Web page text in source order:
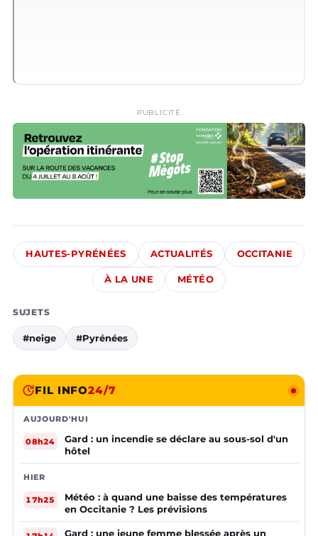
PUBLICITÉ
HAUTES-PYRÉNÉES ACTUALITÉS OCCITANIE
À LA UNE MÉTÉO
SUJETS
#neige #Pyrénées
FIL INFO24/7
AUJOURD'HUI
08h24
Gard : un incendie se déclare au sous-sol d'un
hôtel
HIER
17h25
Météo : à quand une baisse des températures
en Occitanie ? Les prévisions
Gard : une jeune femme blessée après un